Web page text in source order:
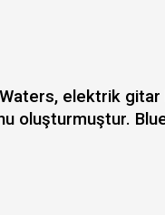
elektrik gitar
oluşturmuştur.